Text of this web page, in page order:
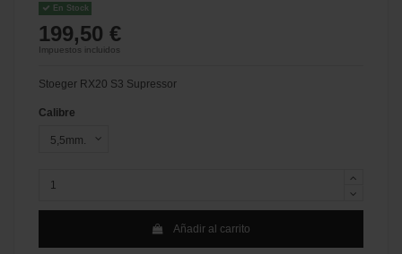
En Stock
199,50 €
Impuestos incluidos
Stoeger RX20 S3 Supressor
Calibre
Añadir al carrito